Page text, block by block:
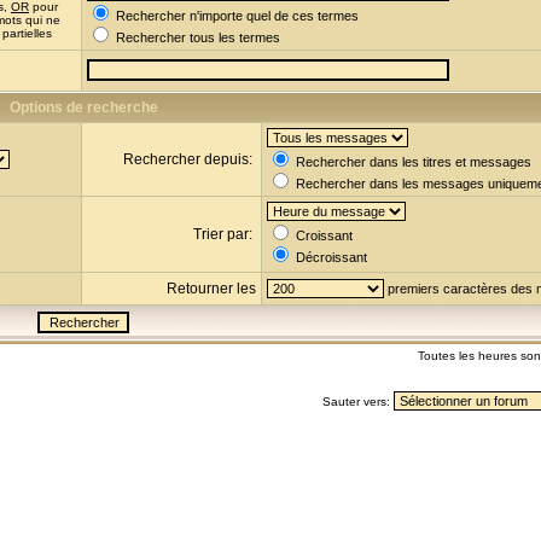
OR pour
qui ne
Rechercher n'importe quel de ces termes
Rechercher tous les termes
Options de recherche
Rechercher depuis:
Rechercher dans les titres et messages
Rechercher dans les messages
Trier par:
Croissant
Décroissant
Retourner les premiers caractères des
Toutes les heures
Sauter vers: